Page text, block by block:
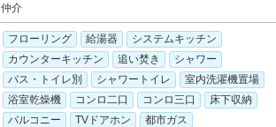
仲介
フローリング 給湯器
システムキッチン
カウンターキッチン
追い焚き
シャワー
バス・トイレ別
シャワートイレ
室内洗濯機置場
浴室乾燥機
コンロ二口 コンロ三口
床下収納
バルコニー
TVドアホン
都市ガス